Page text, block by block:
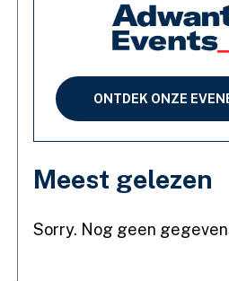
ONTDEK ONZE
Meest gelezen
Sorry. Nog geen